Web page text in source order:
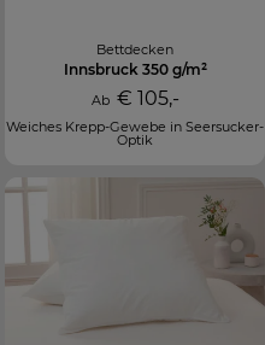
Bettdecken
Innsbruck 350 g/m²
Ab € 105,-
Weiches Krepp-Gewebe in Seersucker-
Optik